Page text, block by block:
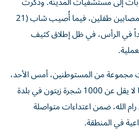
مصادر طبية أن بين المصابين طفلين، فيما أُصيب شاب (21
في الرأس، في ظل إطلاق كثيف
من المستوطنين، أمس الأحد،
على اقتلاع وتخريب ما لا يقل عن 1000 شجرة زيتون في بلدة
الله، ضمن اعتداءات متواصلة
في المنطقة.